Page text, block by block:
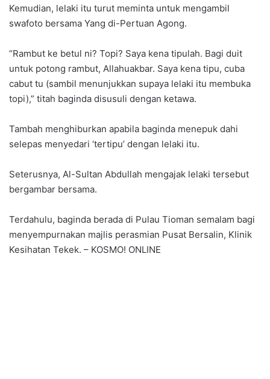
Kemudian, lelaki itu turut meminta untuk mengambil
swafoto bersama Yang di-Pertuan Agong.
“Rambut ke betul ni? Topi? Saya kena tipulah. Bagi duit
untuk potong rambut, Allahuakbar. Saya kena tipu, cuba
cabut tu (sambil menunjukkan supaya lelaki itu membuka
topi),” titah baginda disusuli dengan ketawa.
Tambah menghiburkan apabila baginda menepuk dahi
selepas menyedari ‘tertipu’ dengan lelaki itu.
Seterusnya, Al-Sultan Abdullah mengajak lelaki tersebut
bergambar bersama.
Terdahulu, baginda berada di Pulau Tioman semalam bagi
menyempurnakan majlis perasmian Pusat Bersalin, Klinik
Kesihatan Tekek. – KOSMO! ONLINE